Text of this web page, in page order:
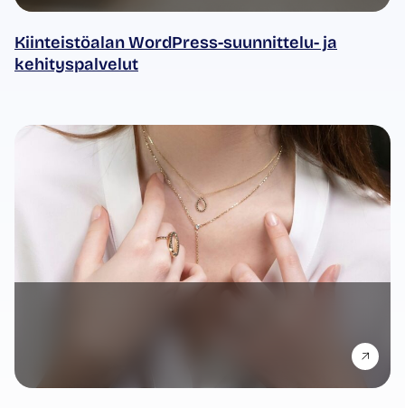
Kiinteistöalan WordPress-suunnittelu- ja
kehityspalvelut